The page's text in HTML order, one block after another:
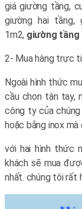
giá giường tầng,
giường hai
1m2, giường tầng
2- Mua hàng trực
Ngoài hình thức
cầu chọn tận tay,
công ty của
hoặc bằng inox
với hai hình thức
khách sẽ mua
nhất. chúng tôi rất